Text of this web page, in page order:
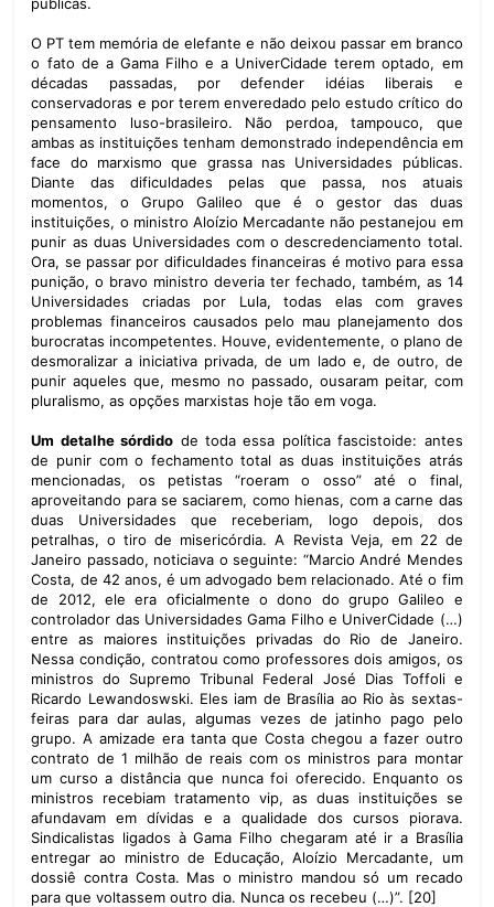
O PT tem memória de elefante e não deixou passar em branco
o fato de a Gama Filho e a UniverCidade terem optado, em
décadas passadas, por defender idéias liberais e
conservadoras e por terem enveredado pelo estudo crítico do
pensamento luso-brasileiro. Não perdoa, tampouco, que
ambas as instituições tenham demonstrado independência em
face do marxismo que grassa nas Universidades públicas.
Diante das dificuldades pelas que passa, nos atuais
momentos, o Grupo Galileo que é o gestor das duas
instituições, o ministro Aloízio Mercadante não pestanejou em
punir as duas Universidades com o descredenciamento total.
Ora, se passar por dificuldades financeiras é motivo para essa
punição, o bravo ministro deveria ter fechado, também, as 14
Universidades criadas por Lula, todas elas com graves
problemas financeiros causados pelo mau planejamento dos
burocratas incompetentes. Houve, evidentemente, o plano de
desmoralizar a iniciativa privada, de um lado e, de outro, de
punir aqueles que, mesmo no passado, ousaram peitar, com
pluralismo, as opções marxistas hoje tão em voga.
Um detalhe sórdido de toda essa política fascistoide: antes
de punir com o fechamento total as duas instituições atrás
mencionadas, os petistas “roeram o osso” até o final,
aproveitando para se saciarem, como hienas, com a carne das
duas Universidades que receberiam, logo depois, dos
petralhas, o tiro de misericórdia. A Revista Veja, em 22 de
Janeiro passado, noticiava o seguinte: “Marcio André Mendes
Costa, de 42 anos, é um advogado bem relacionado. Até o fim
de 2012, ele era oficialmente o dono do grupo Galileo e
controlador das Universidades Gama Filho e UniverCidade (…)
entre as maiores instituições privadas do Rio de Janeiro.
Nessa condição, contratou como professores dois amigos, os
ministros do Supremo Tribunal Federal José Dias Toffoli e
Ricardo Lewandoswski. Eles iam de Brasília ao Rio às sextas-
feiras para dar aulas, algumas vezes de jatinho pago pelo
grupo. A amizade era tanta que Costa chegou a fazer outro
contrato de 1 milhão de reais com os ministros para montar
um curso a distância que nunca foi oferecido. Enquanto os
ministros recebiam tratamento vip, as duas instituições se
afundavam em dívidas e a qualidade dos cursos piorava.
Sindicalistas ligados à Gama Filho chegaram até ir a Brasília
entregar ao ministro de Educação, Aloízio Mercadante, um
dossiê contra Costa. Mas o ministro mandou só um recado
para que voltassem outro dia. Nunca os recebeu (…)”. [20]